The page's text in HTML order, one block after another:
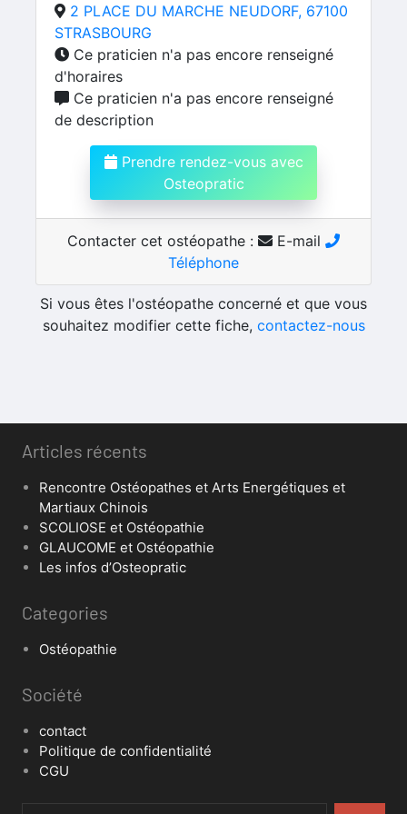
2 PLACE DU MARCHE NEUDORF, 67100
STRASBOURG
Ce praticien n'a pas encore renseigné
d'horaires
Ce praticien n'a pas encore renseigné
de description
Prendre rendez-vous avec
Osteopratic
Contacter cet ostéopathe :
E-mail
Téléphone
Si vous êtes l'ostéopathe concerné et que vous
souhaitez modifier cette fiche, contactez-nous
Articles récents
Rencontre Ostéopathes et Arts Energétiques et
Martiaux Chinois
SCOLIOSE et Ostéopathie
GLAUCOME et Ostéopathie
Les infos d’Osteopratic
Categories
Ostéopathie
Société
contact
Politique de confidentialité
CGU